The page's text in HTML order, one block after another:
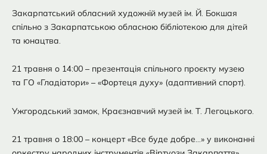
Закарпатський обласний художній музей ім. Й. Бокшая
спільно з Закарпатською обласною бібліотекою для дітей
та юнацтва.
21 травня о 14:00 – презентація спільного проєкту музею
та ГО «Гладіатори» – «Фортеця духу» (адаптивний спорт).
Ужгородський замок, Краєзнавчий музей ім. Т. Легоцького.
21 травня о 18:00 – концерт «Все буде добре…» у виконанні